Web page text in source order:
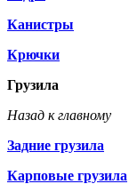
Канистры
Крючки
Грузила
Назад к главному
Задние грузила
Карповые грузила